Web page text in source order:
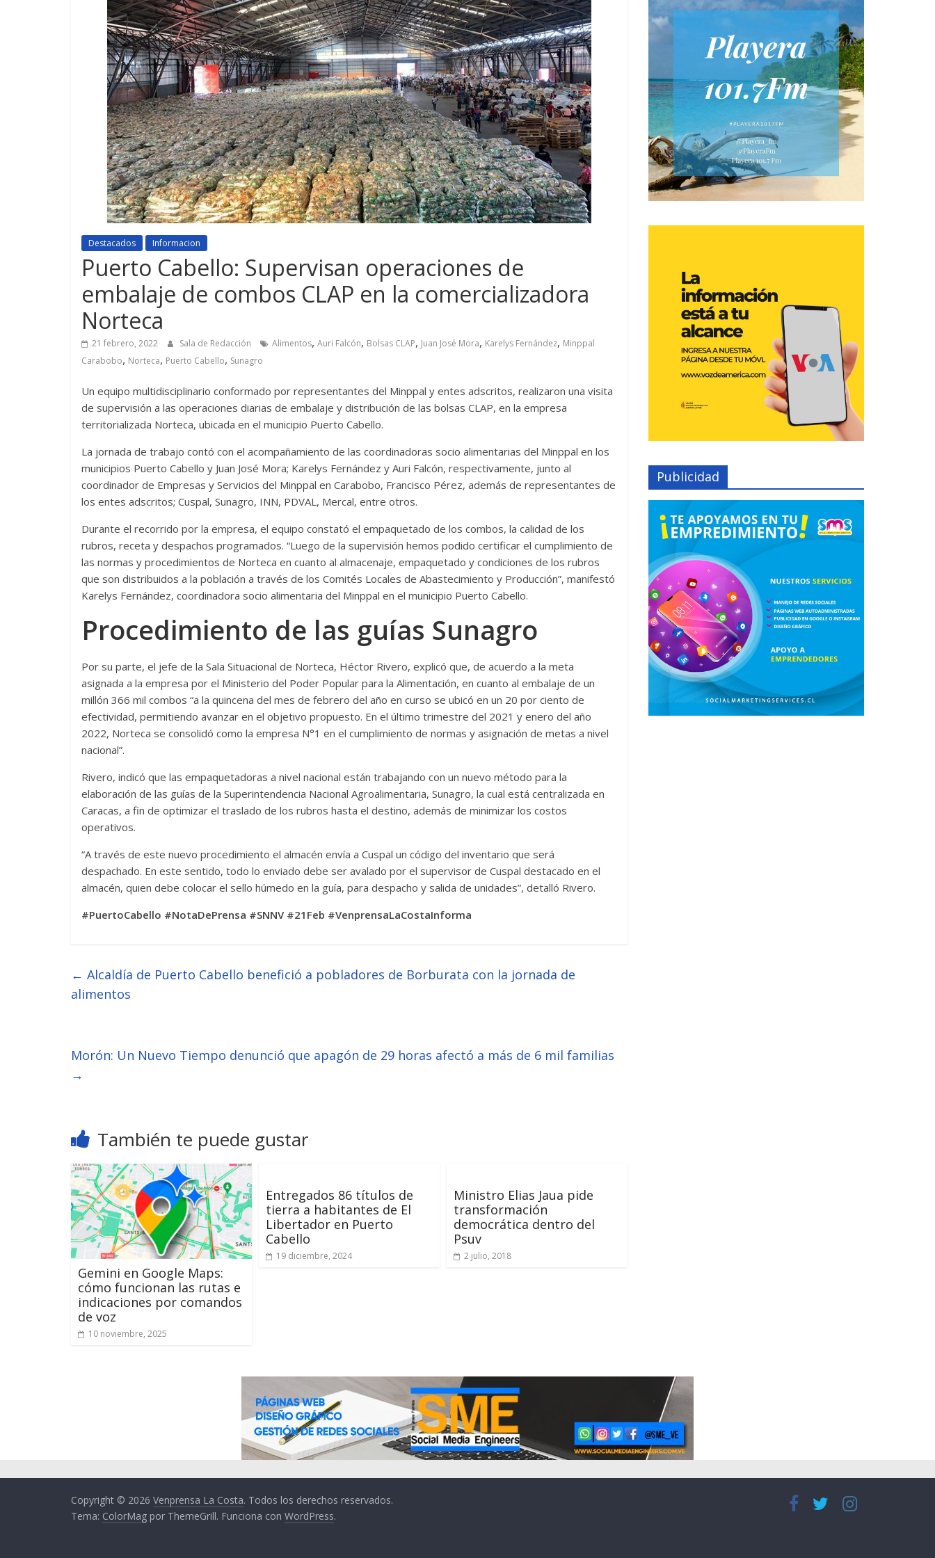
Destacados Informacion
Puerto Cabello: Supervisan operaciones de
embalaje de combos CLAP en la comercializadora
Norteca
21 febrero, 2022 Sala de Redacción Alimentos, Auri Falcón, Bolsas CLAP, Juan José Mora, Karelys Fernández, Minppal
Carabobo, Norteca, Puerto Cabello, Sunagro
Un equipo multidisciplinario conformado por representantes del Minppal y entes adscritos, realizaron una visita
de supervisión a las operaciones diarias de embalaje y distribución de las bolsas CLAP, en la empresa
territorializada Norteca, ubicada en el municipio Puerto Cabello.
La jornada de trabajo contó con el acompañamiento de las coordinadoras socio alimentarias del Minppal en los
municipios Puerto Cabello y Juan José Mora; Karelys Fernández y Auri Falcón, respectivamente, junto al
coordinador de Empresas y Servicios del Minppal en Carabobo, Francisco Pérez, además de representantes de
los entes adscritos; Cuspal, Sunagro, INN, PDVAL, Mercal, entre otros.
Durante el recorrido por la empresa, el equipo constató el empaquetado de los combos, la calidad de los
rubros, receta y despachos programados. “Luego de la supervisión hemos podido certificar el cumplimiento de
las normas y procedimientos de Norteca en cuanto al almacenaje, empaquetado y condiciones de los rubros
que son distribuidos a la población a través de los Comités Locales de Abastecimiento y Producción”, manifestó
Karelys Fernández, coordinadora socio alimentaria del Minppal en el municipio Puerto Cabello.
Procedimiento de las guías Sunagro
Por su parte, el jefe de la Sala Situacional de Norteca, Héctor Rivero, explicó que, de acuerdo a la meta
asignada a la empresa por el Ministerio del Poder Popular para la Alimentación, en cuanto al embalaje de un
millón 366 mil combos “a la quincena del mes de febrero del año en curso se ubicó en un 20 por ciento de
efectividad, permitiendo avanzar en el objetivo propuesto. En el último trimestre del 2021 y enero del año
2022, Norteca se consolidó como la empresa N°1 en el cumplimiento de normas y asignación de metas a nivel
nacional”.
Rivero, indicó que las empaquetadoras a nivel nacional están trabajando con un nuevo método para la
elaboración de las guías de la Superintendencia Nacional Agroalimentaria, Sunagro, la cual está centralizada en
Caracas, a fin de optimizar el traslado de los rubros hasta el destino, además de minimizar los costos
operativos.
“A través de este nuevo procedimiento el almacén envía a Cuspal un código del inventario que será
despachado. En este sentido, todo lo enviado debe ser avalado por el supervisor de Cuspal destacado en el
almacén, quien debe colocar el sello húmedo en la guía, para despacho y salida de unidades”, detalló Rivero.
#PuertoCabello #NotaDePrensa #SNNV #21Feb #VenprensaLaCostaInforma
← Alcaldía de Puerto Cabello benefició a pobladores de Borburata con la jornada de
alimentos
Morón: Un Nuevo Tiempo denunció que apagón de 29 horas afectó a más de 6 mil familias
→
También te puede gustar
Gemini en Google Maps:
cómo funcionan las rutas e
indicaciones por comandos
de voz
10 noviembre, 2025
Entregados 86 títulos de
tierra a habitantes de El
Libertador en Puerto
Cabello
19 diciembre, 2024
Ministro Elias Jaua pide
transformación
democrática dentro del
Psuv
2 julio, 2018
Publicidad
Copyright © 2026 Venprensa La Costa. Todos los derechos reservados.
Tema: ColorMag por ThemeGrill. Funciona con WordPress.